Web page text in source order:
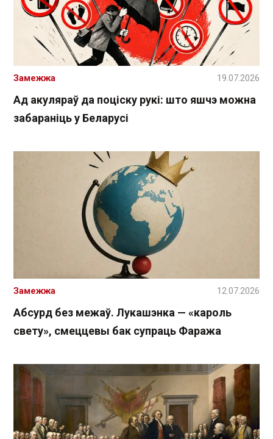
Ад акуляраў да поціску рукі: што яшчэ можна
забараніць у Беларусі
Замежжа 19.07.2026
Абсурд без межаў. Лукашэнка — «кароль
свету», смеццевы бак супраць Фаража
Замежжа 12.07.2026